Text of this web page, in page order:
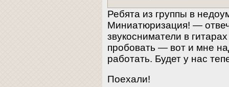
Ребята из группы в
Миниатюризация! —
звукосниматели в
пробовать — вот и мне
работать. Будет у нас
Поехали!